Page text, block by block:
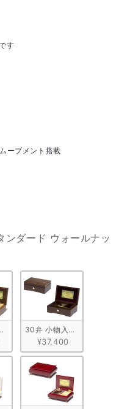
す
ーブメント搭載
ンダード ウォールナッ
付きA ウォールナット
30弁 小物入れ付きB ウォー
¥37,400